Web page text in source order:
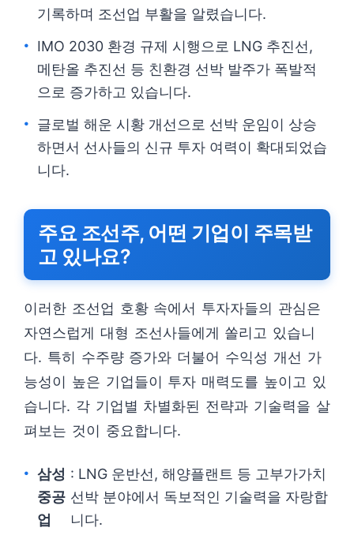
기록하며 조선업 부활을 알렸습니다.
IMO 2030 환경 규제 시행으로 LNG 추진선,
메탄올 추진선 등 친환경 선박 발주가 폭발적
으로 증가하고 있습니다.
글로벌 해운 시황 개선으로 선박 운임이 상승
하면서 선사들의 신규 투자 여력이 확대되었습
니다.
주요 조선주, 어떤 기업이 주목받
고 있나요?
이러한 조선업 호황 속에서 투자자들의 관심은
자연스럽게 대형 조선사들에게 쏠리고 있습니
다. 특히 수주량 증가와 더불어 수익성 개선 가
능성이 높은 기업들이 투자 매력도를 높이고 있
습니다. 각 기업별 차별화된 전략과 기술력을 살
펴보는 것이 중요합니다.
삼성
중공
업
: LNG 운반선, 해양플랜트 등 고부가가치
선박 분야에서 독보적인 기술력을 자랑합
니다.